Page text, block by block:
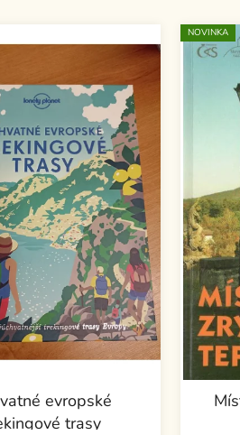
evropské
trasy
NOVINKA